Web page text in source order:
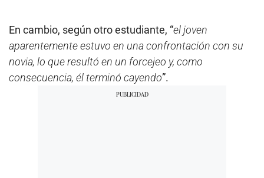
En cambio, según otro estudiante, “el joven
aparentemente estuvo en una confrontación con su
novia, lo que resultó en un forcejeo y, como
consecuencia, él terminó cayendo”.